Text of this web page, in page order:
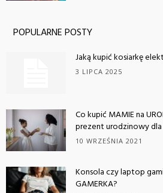
POPULARNE POSTY
Jaką kupić kosiarkę
3 LIPCA 2025
Co kupić MAMIE na
prezent urodzinowy dla
10 WRZEŚNIA 2021
Konsola czy laptop
GAMERKA?